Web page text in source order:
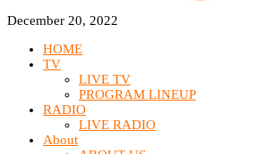
December 20, 2022
HOME
TV
LIVE TV
PROGRAM LINEUP
RADIO
LIVE RADIO
About